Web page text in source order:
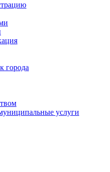
города
услуги